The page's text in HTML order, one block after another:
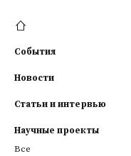
События
Новости
Статьи и интервью
Научные проекты
Все